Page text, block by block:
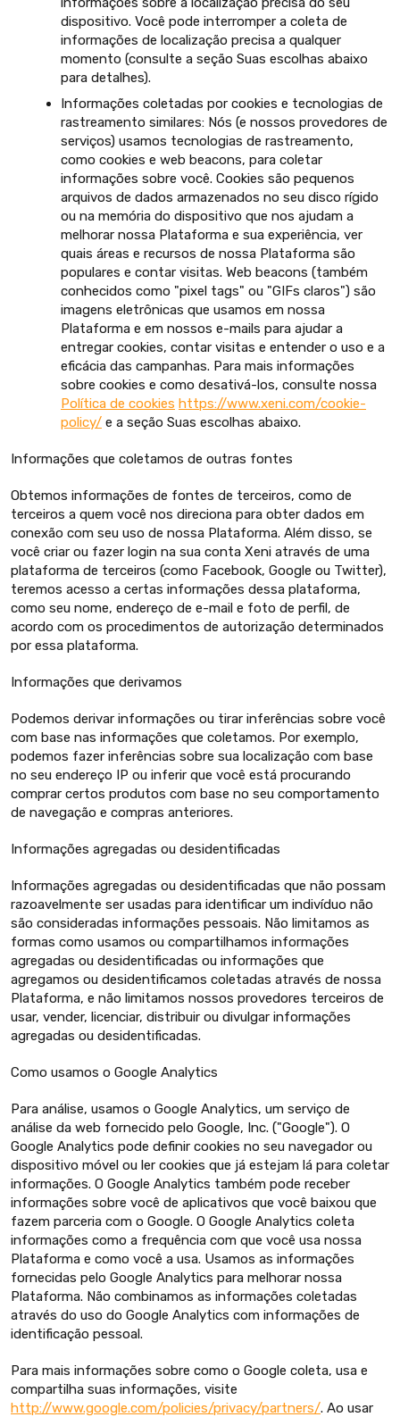
dispositivo. Você pode interromper a coleta de
informações de localização precisa a qualquer
momento (consulte a seção Suas escolhas abaixo
para detalhes).
Informações coletadas por cookies e tecnologias de
rastreamento similares: Nós (e nossos provedores de
serviços) usamos tecnologias de rastreamento,
como cookies e web beacons, para coletar
informações sobre você. Cookies são pequenos
arquivos de dados armazenados no seu disco rígido
ou na memória do dispositivo que nos ajudam a
melhorar nossa Plataforma e sua experiência, ver
quais áreas e recursos de nossa Plataforma são
populares e contar visitas. Web beacons (também
conhecidos como "pixel tags" ou "GIFs claros") são
imagens eletrônicas que usamos em nossa
Plataforma e em nossos e-mails para ajudar a
entregar cookies, contar visitas e entender o uso e a
eficácia das campanhas. Para mais informações
sobre cookies e como desativá-los, consulte nossa
Política de cookies https://www.xeni.com/cookie-
policy/ e a seção Suas escolhas abaixo.
Informações que coletamos de outras fontes
Obtemos informações de fontes de terceiros, como de
terceiros a quem você nos direciona para obter dados em
conexão com seu uso de nossa Plataforma. Além disso, se
você criar ou fazer login na sua conta Xeni através de uma
plataforma de terceiros (como Facebook, Google ou Twitter),
teremos acesso a certas informações dessa plataforma,
como seu nome, endereço de e-mail e foto de perfil, de
acordo com os procedimentos de autorização determinados
por essa plataforma.
Informações que derivamos
Podemos derivar informações ou tirar inferências sobre você
com base nas informações que coletamos. Por exemplo,
podemos fazer inferências sobre sua localização com base
no seu endereço IP ou inferir que você está procurando
comprar certos produtos com base no seu comportamento
de navegação e compras anteriores.
Informações agregadas ou desidentificadas
Informações agregadas ou desidentificadas que não possam
razoavelmente ser usadas para identificar um indivíduo não
são consideradas informações pessoais. Não limitamos as
formas como usamos ou compartilhamos informações
agregadas ou desidentificadas ou informações que
agregamos ou desidentificamos coletadas através de nossa
Plataforma, e não limitamos nossos provedores terceiros de
usar, vender, licenciar, distribuir ou divulgar informações
agregadas ou desidentificadas.
Como usamos o Google Analytics
Para análise, usamos o Google Analytics, um serviço de
análise da web fornecido pelo Google, Inc. ("Google"). O
Google Analytics pode definir cookies no seu navegador ou
dispositivo móvel ou ler cookies que já estejam lá para coletar
informações. O Google Analytics também pode receber
informações sobre você de aplicativos que você baixou que
fazem parceria com o Google. O Google Analytics coleta
informações como a frequência com que você usa nossa
Plataforma e como você a usa. Usamos as informações
fornecidas pelo Google Analytics para melhorar nossa
Plataforma. Não combinamos as informações coletadas
através do uso do Google Analytics com informações de
identificação pessoal.
Para mais informações sobre como o Google coleta, usa e
compartilha suas informações, visite
http://www.google.com/policies/privacy/partners/. Ao usar